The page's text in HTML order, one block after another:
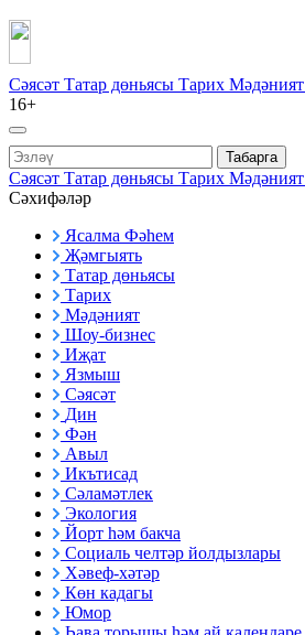
Сәясәт Татар дөньясы Тарих Мәдәният
16+
Табарга
Сәясәт Татар дөньясы Тарих Мәдәният
Сәхифәләр
Ясалма Фәһем
Җәмгыять
Татар дөньясы
Тарих
Мәдәният
Шоу-бизнес
Иҗат
Язмыш
Сәясәт
Дин
Фән
Авыл
Икътисад
Сәламәтлек
Экология
Йорт һәм бакча
Социаль челтәр йолдызлары
Хәвеф-хәтәр
Көн кадагы
Юмор